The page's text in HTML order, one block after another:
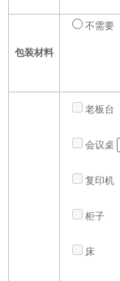
包装材料
不需要
老板台
会议桌
复印机
柜子
床